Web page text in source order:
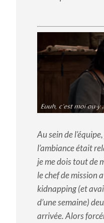
Au sein de
l’ambiance était
je me dois tout de
le chef de mission
kidnapping (et
d’une semaine)
arrivée. Alors